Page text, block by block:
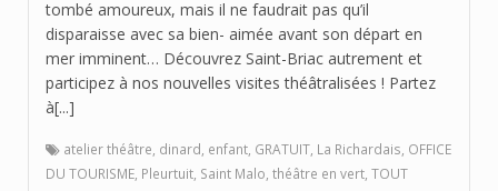
tombé amoureux, mais il ne faudrait pas qu’il
disparaisse avec sa bien- aimée avant son départ en
mer imminent… Découvrez Saint-Briac autrement et
participez à nos nouvelles visites théâtralisées ! Partez
à[...]
atelier théâtre dinard enfant GRATUIT La Richardais OFFICE
DU TOURISME Pleurtuit Saint Malo théâtre en vert TOUT